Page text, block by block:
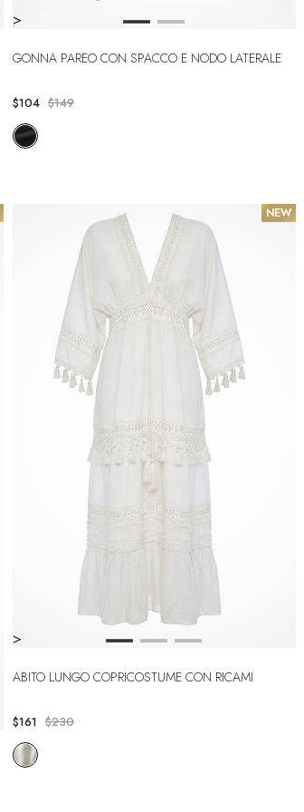
>
GONNA PAREO CON SPACCO E NODO LATERALE
$104 $149
NEW
>
ABITO LUNGO COPRICOSTUME CON RICAMI
$161 $230